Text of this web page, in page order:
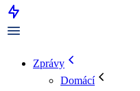
Zprávy
Domácí